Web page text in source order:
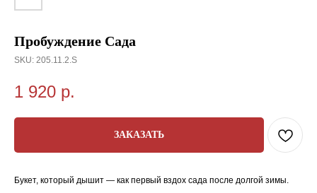
Пробуждение Сада
SKU: 205.11.2.S
1 920 р.
ЗАКАЗАТЬ
Букет, который дышит — как первый вздох сада после долгой зимы.